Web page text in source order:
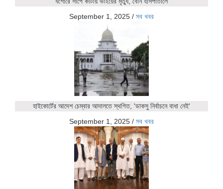
September 1, 2025 / সব খবর
হাইকোর্টের আদেশ চেম্বার আদালতে স্থগিত, 'ডাকসু নির্বাচনে বাধা নেই'
September 1, 2025 / সব খবর